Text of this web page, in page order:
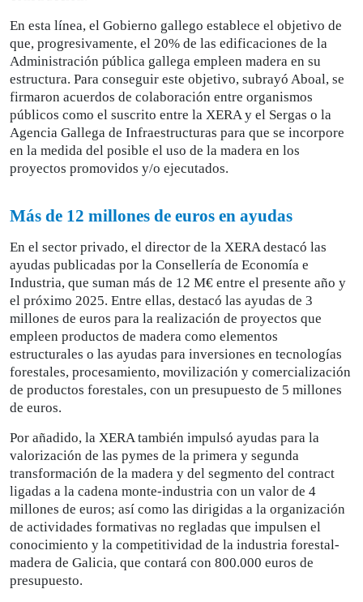
En esta línea, el Gobierno gallego establece el objetivo de
que, progresivamente, el 20% de las edificaciones de la
Administración pública gallega empleen madera en su
estructura. Para conseguir este objetivo, subrayó Aboal, se
firmaron acuerdos de colaboración entre organismos
públicos como el suscrito entre la XERA y el Sergas o la
Agencia Gallega de Infraestructuras para que se incorpore
en la medida del posible el uso de la madera en los
proyectos promovidos y/o ejecutados.
Más de 12 millones de euros en ayudas
En el sector privado, el director de la XERA destacó las
ayudas publicadas por la Consellería de Economía e
Industria, que suman más de 12 M€ entre el presente año y
el próximo 2025. Entre ellas, destacó las ayudas de 3
millones de euros para la realización de proyectos que
empleen productos de madera como elementos
estructurales o las ayudas para inversiones en tecnologías
forestales, procesamiento, movilización y comercialización
de productos forestales, con un presupuesto de 5 millones
de euros.
Por añadido, la XERA también impulsó ayudas para la
valorización de las pymes de la primera y segunda
transformación de la madera y del segmento del contract
ligadas a la cadena monte-industria con un valor de 4
millones de euros; así como las dirigidas a la organización
de actividades formativas no regladas que impulsen el
conocimiento y la competitividad de la industria forestal-
madera de Galicia, que contará con 800.000 euros de
presupuesto.